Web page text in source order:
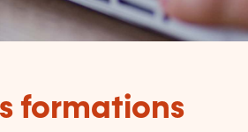
formations